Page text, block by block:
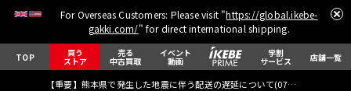
For Overseas Customers: Please visit "https://global.ikebe-
gakki.com/" for direct international shipping.
TOP 買う
ストア
売る
中古買取
イベント
動画
学割
サービス 店舗一覧
【重要】熊本県で発生した地震に伴う配送の遅延について(07月29日